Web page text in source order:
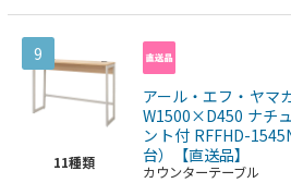
9
11種類
アール・エフ・ヤ
W1500×D450 ナチ
ント付 RFFHD-
台）【直送品】
カウンターテーブル